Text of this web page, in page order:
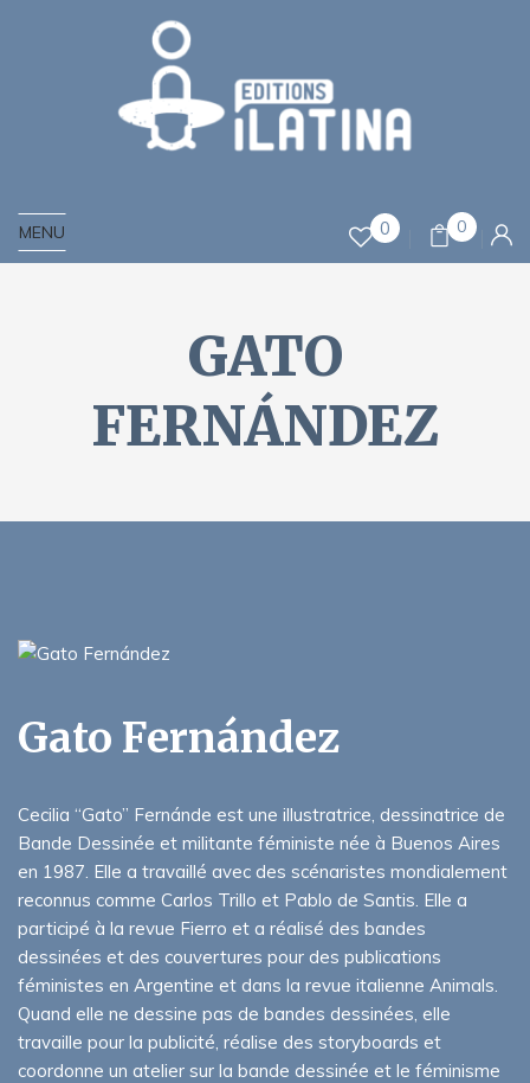
MENU 0 0
GATO
FERNÁNDEZ
Gato Fernández
Cecilia “Gato” Fernánde est une illustratrice, dessinatrice de
Bande Dessinée et militante féministe née à Buenos Aires
en 1987. Elle a travaillé avec des scénaristes mondialement
reconnus comme Carlos Trillo et Pablo de Santis. Elle a
participé à la revue Fierro et a réalisé des bandes
dessinées et des couvertures pour des publications
féministes en Argentine et dans la revue italienne Animals.
Quand elle ne dessine pas de bandes dessinées, elle
travaille pour la publicité, réalise des storyboards et
coordonne un atelier sur la bande dessinée et le féminisme